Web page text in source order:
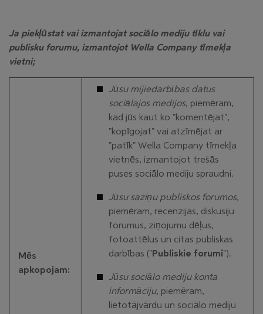
Ja piekļūstat vai izmantojat sociālo mediju tīklu vai
publisku forumu, izmantojot Wella Company tīmekļa
vietni;
Mēs
apkopojam:
Jūsu mijiedarbības datus
sociālajos medijos, piemēram,
kad jūs kaut ko "komentējat",
"kopīgojat" vai atzīmējat ar
"patīk" Wella Company tīmekļa
vietnēs, izmantojot trešās
puses sociālo mediju spraudni.
Jūsu saziņu publiskos forumos,
piemēram, recenzijas, diskusiju
forumus, ziņojumu dēļus,
fotoattēlus un citas publiskas
darbības ("Publiskie forumi").
Jūsu sociālo mediju konta
informāciju, piemēram,
lietotājvārdu un sociālo mediju